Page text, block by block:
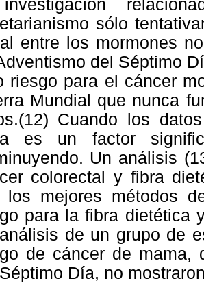
sólo
entre los mormones
del Séptimo
riesgo para el cáncer
Mundial que nunca
Cuando los
es un factor
Un análisis
colorectal y fibra
los mejores métodos
para la fibra dietética
de un grupo de
de cáncer de mama,
Día, no